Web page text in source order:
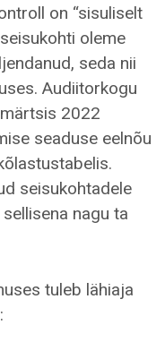
on “sisuliselt
oleme
seda nii
Audiitorkogu
2022
seaduse eelnõu
seisukohtadele
nagu ta
tuleb lähiaja